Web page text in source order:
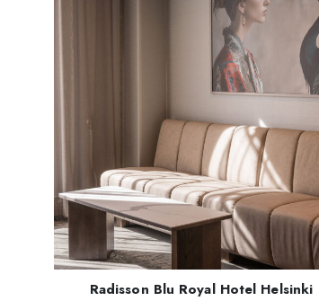
Radisson Blu Royal Hotel Helsinki